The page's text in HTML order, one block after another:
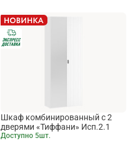
Шкаф комбинированный с 2
дверями «Тиффани» Исп.2.1
Доступно 5шт.